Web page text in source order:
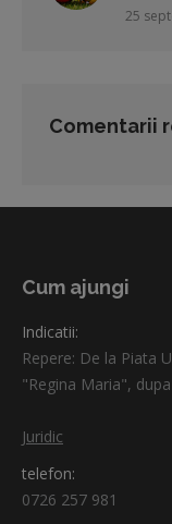
25
Comentarii
Cum ajungi
Indicatii:
Repere: De la Piata
"Regina Maria",
Juridic
telefon:
0726 257 981